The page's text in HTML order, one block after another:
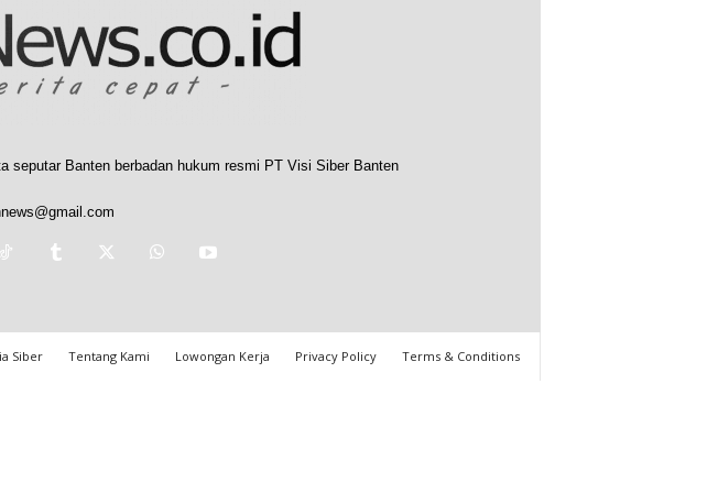
seputar Banten berbadan hukum resmi PT Visi Siber Banten
Siber Tentang Kami Lowongan Kerja Privacy Policy Terms & Conditions